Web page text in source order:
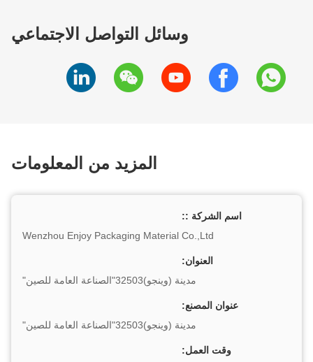
وسائل التواصل الاجتماعي
المزيد من المعلومات
اسم الشركة ::
Wenzhou Enjoy Packaging Material Co.,Ltd
العنوان:
مدينة (وينجو)32503"الصناعة العامة للصين"
عنوان المصنع:
مدينة (وينجو)32503"الصناعة العامة للصين"
وقت العمل: